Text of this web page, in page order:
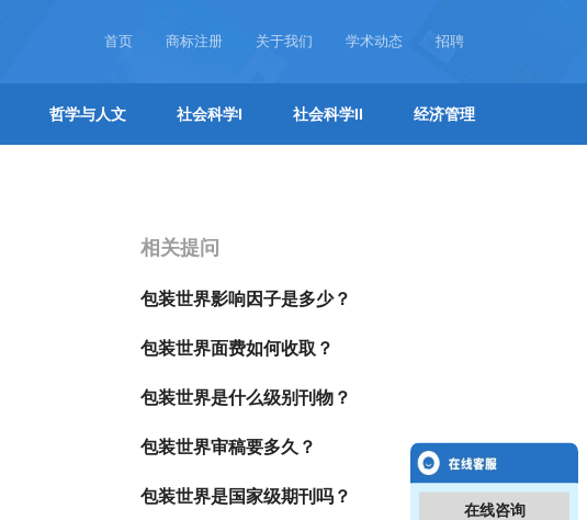
首页 商标注册 关于我们 学术动态 招聘
哲学与人文 社会科学I 社会科学II 经济管理
相关提问
包装世界影响因子是多少？
包装世界面费如何收取？
包装世界是什么级别刊物？
包装世界审稿要多久？
包装世界是国家级期刊吗？
在线咨询